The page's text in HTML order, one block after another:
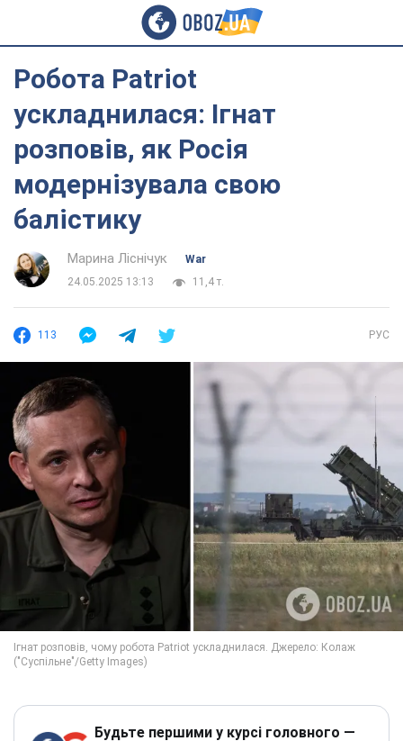
Робота Patriot
ускладнилася: Ігнат
розповів, як Росія
модернізувала свою
балістику
Марина Ліснічук
War
24.05.2025 13:13
11,4 т.
113 РУС
Будьте першими у курсі головного —